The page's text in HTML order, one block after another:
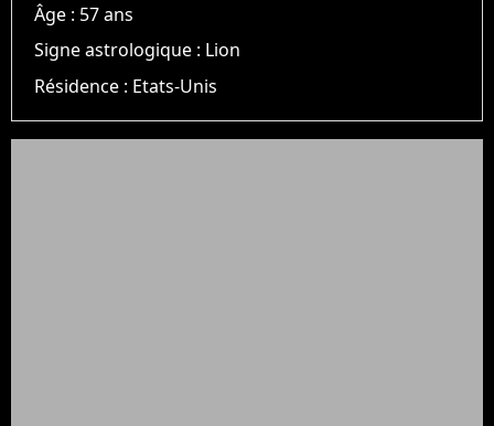
Âge : 57 ans
Signe astrologique : Lion
Résidence : Etats-Unis